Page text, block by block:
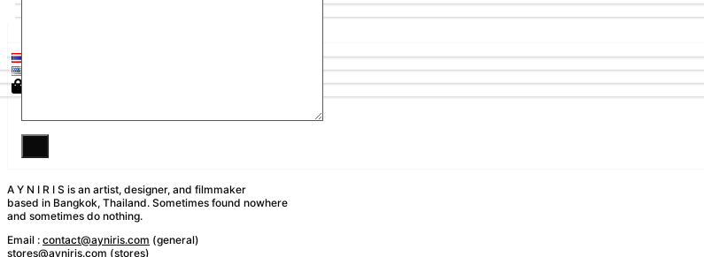
A Y N I R I S is an artist, designer, and filmmaker
based in Bangkok, Thailand. Sometimes found nowhere
and sometimes do nothing.
Email : contact@ayniris.com (general)
stores@ayniris.com (stores)